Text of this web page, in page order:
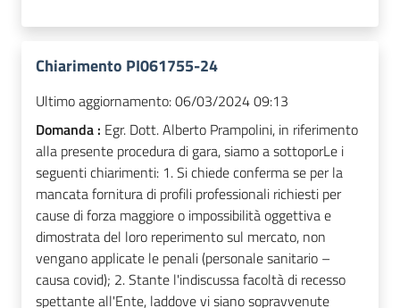
Chiarimento PI061755-24
Ultimo aggiornamento:06/03/2024 09:13
Domanda : Egr. Dott. Alberto Prampolini, in riferimento
alla presente procedura di gara, siamo a sottoporLe i
seguenti chiarimenti: 1. Si chiede conferma se per la
mancata fornitura di profili professionali richiesti per
cause di forza maggiore o impossibilità oggettiva e
dimostrata del loro reperimento sul mercato, non
vengano applicate le penali (personale sanitario –
causa covid); 2. Stante l'indiscussa facoltà di recesso
spettante all'Ente, laddove vi siano sopravvenute